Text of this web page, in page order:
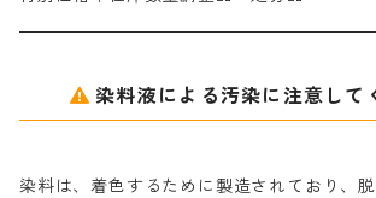
染料液による汚染に注意して
染料は、着色するために製造されており、